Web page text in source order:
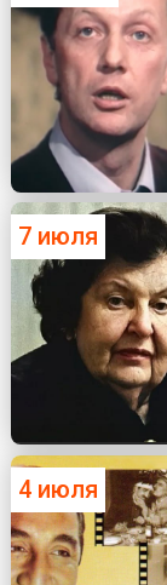
7 июля
4 июля